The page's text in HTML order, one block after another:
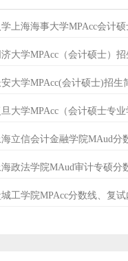
学上海海事大学MPAcc会计
济大学MPAcc（会计硕士）
安大学MPAcc(会计硕士)招生
旦大学MPAcc（会计硕士专
海立信会计金融学院MAud分
海政法学院MAud审计专硕分
城工学院MPAcc分数线、复